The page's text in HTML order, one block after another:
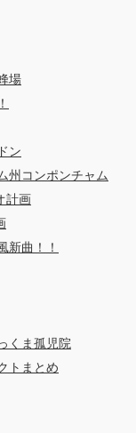
場
ン
州コンポンチャム
計画
新曲！！
くま孤児院
トまとめ